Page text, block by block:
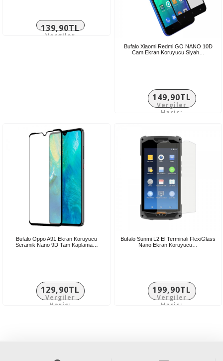
139,90TL
Vergiler
Bufalo Xiaomi Redmi GO NANO 10D
Cam Ekran Koruyucu Siyah…
149,90TL
Vergiler
Hariç:
Bufalo Oppo A91 Ekran Koruyucu
Seramik Nano 9D Tam Kaplama…
129,90TL
Vergiler
Hariç:
Bufalo Sunmi L2 El Terminali FlexiGlass
Nano Ekran Koruyucu…
199,90TL
Vergiler
Hariç: